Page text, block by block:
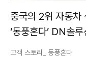
중국의 2위 자동차
‘동풍혼다’ DN솔
고생산성, 고품질 실
고객 스토리_ 동풍혼다